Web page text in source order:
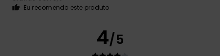
Eu recomendo este produto
4/5